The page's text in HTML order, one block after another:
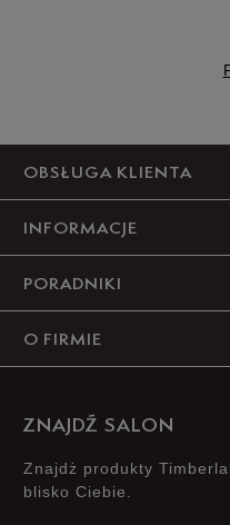
OBSŁUGA KLIENTA
INFORMACJE
PORADNIKI
O FIRMIE
ZNAJDŹ SALON
Znajdż produkty
blisko Ciebie.